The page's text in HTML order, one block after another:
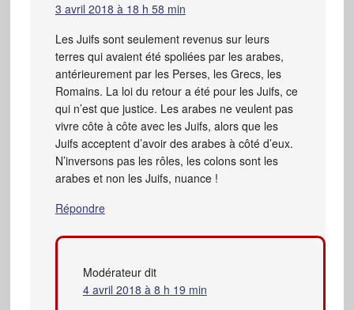
3 avril 2018 à 18 h 58 min
Les Juifs sont seulement revenus sur leurs
terres qui avaient été spoliées par les arabes,
antérieurement par les Perses, les Grecs, les
Romains. La loi du retour a été pour les Juifs, ce
qui n’est que justice. Les arabes ne veulent pas
vivre côte à côte avec les Juifs, alors que les
Juifs acceptent d’avoir des arabes à côté d’eux.
N’inversons pas les rôles, les colons sont les
arabes et non les Juifs, nuance !
Répondre
Modérateur dit
4 avril 2018 à 8 h 19 min